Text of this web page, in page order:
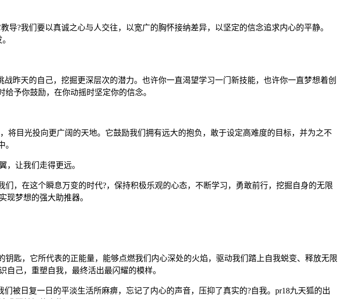
?我们要以真诚之心与人交往，以宽广的胸怀接纳差异，以坚定的信念追求内心的平静。
昨天的自己，挖掘更深层次的潜力。也许你一直渴望学习一门新技能，也许你一直梦想着创
予你鼓励，在你动摇时坚定你的信念。
将目光投向更广阔的天地。它鼓励我们拥有远大的抱负，敢于设定高难度的目标，并为之不
，让我们走得更远。
，在这个瞬息万变的时代?，保持积极乐观的心态，不断学习，勇敢前行，挖掘自身的无限
现梦想的强大助推器。
匙，它所代表的正能量，能够点燃我们内心深处的火焰，驱动我们踏上自我蜕变、释放无限
己，重塑自我，最终活出最闪耀的模样。
被日复一日的平淡生活所麻痹，忘记了内心的声音，压抑了真实的?自我。pr18九天狐的出